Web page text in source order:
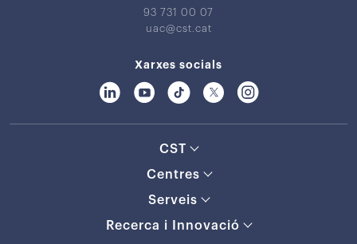
93 731 00 07
uac@cst.cat
Xarxes socials
CST
Centres
Serveis
Recerca i Innovació